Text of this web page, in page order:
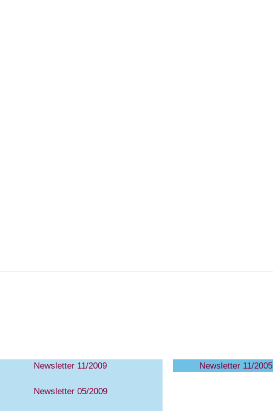
Newsletter 11/2009
Newsletter 05/2009
Newsletter 11/2005